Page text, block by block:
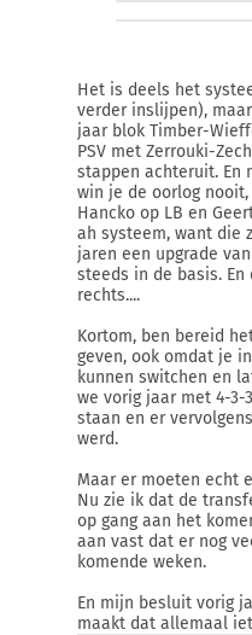
Het is deels het
verder inslijpen),
jaar blok Timber-
PSV met Zerrouki-
stappen achteruit. En
win je de oorlog
Hancko op LB en
ah systeem, want die
jaren een upgrade
steeds in de basis.
rechts....
Kortom, ben bereid
geven, ook omdat je
kunnen switchen en
we vorig jaar met 4-3-
staan en er
werd.
Maar er moeten echt
Nu zie ik dat de
op gang aan het
aan vast dat er nog
komende weken.
En mijn besluit vorig
maakt dat allemaal